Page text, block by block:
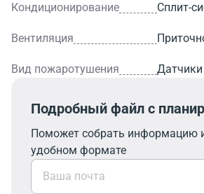
Кондиционирование Сплит-
Вентиляция
Вид пожаротушения
Подробный файл с
Поможет собрать информацию
удобном формате